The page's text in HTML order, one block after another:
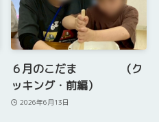
６月のこだま （ク
ッキング・前編）
2026年6月13日